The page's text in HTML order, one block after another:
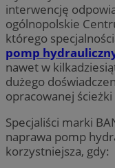
interwencję
ogólnopolskie
którego
pomp
nawet w
dużego
opracowanej
Specjaliści marki
naprawa pomp
korzystniejsza, gdy: